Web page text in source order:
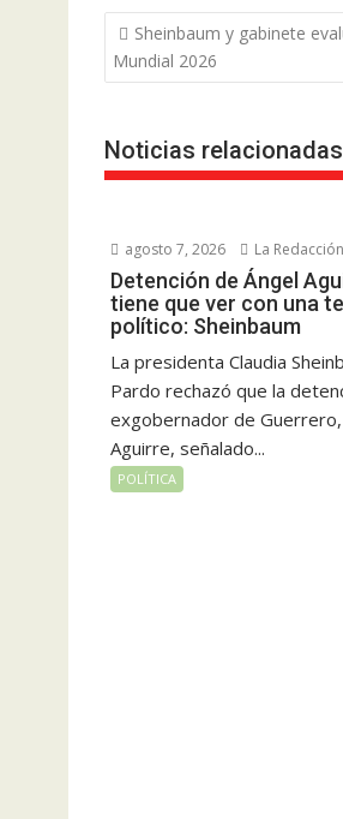
Navegación
de
entradas
Sheinbaum y gabinete
Mundial 2026
Noticias relacionadas
agosto 7, 2026 La Redacción
Detención de Ángel
tiene que ver con una
político: Sheinbaum
La presidenta Claudia
Pardo rechazó que la
exgobernador de Guerrero,
Aguirre, señalado...
POLÍTICA